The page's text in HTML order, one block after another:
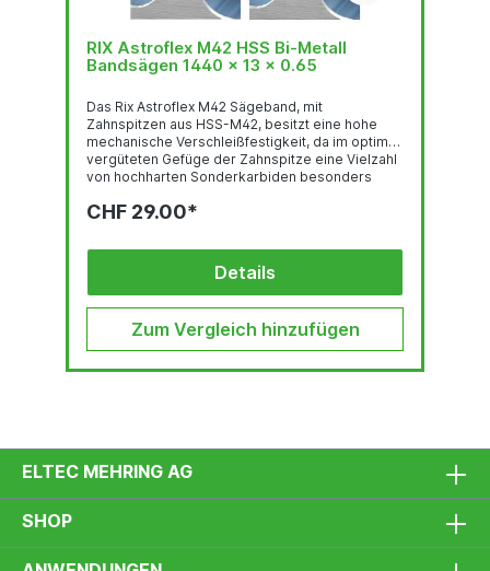
RIX Astroflex M42 HSS Bi-Metall
Bandsägen 1440 x 13 x 0.65
Das Rix Astroflex M42 Sägeband, mit
Zahnspitzen aus HSS-M42, besitzt eine hohe
mechanische Verschleißfestigkeit, da im optimal
vergüteten Gefüge der Zahnspitze eine Vielzahl
von hochharten Sonderkarbiden besonders
in einer temperaturbeständigen martensitischen
für eine sehr gute thermische
Verschleißfestigkeit. Das Trägerband aus
hochlegiertem, chromhaltigen Federstahl ist der
Garant für hervorragende
CHF 29.00*
Details
Zum Vergleich hinzufügen
ELTEC MEHRING AG
SHOP